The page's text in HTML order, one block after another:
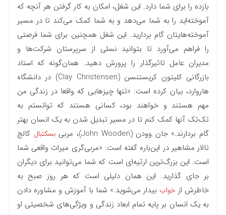
بازده را برای شما دارد. این شغل، امکان به کار گرفتن هر آنچه که
آموخته‌اید را به شما می‌دهد و به شما کمک می‌کند تا در مسیر
آموخته‌هایتان گام بردارید. این شغل همچنین برای شما فرصتی
را فراهم می‌آورد تا بتوانید نسلی از سرپرستان شرکت‌ها و
مدیران عامل تاثیرگذار را پرورش دهید. همان‌گونه که استاد
بازرگانی کلیتون کریستنسن (Clay Christensen) در دانشگاه
هاروارد، بیان کرده است: «تنها چیزهایی که واقعا در زندگی من
مهم هستند و خواهند بود، کسانی هستند که توانستم به
تک‌تک آنها کمک کنم تا در مسیر تبدیل شدن به یک انسان بهتر
گام بردارند.» جان وودن (John Wooden)، مربی
بسکتبال کالج
تالار مشاهیر در این‌باره گفته است: «مربی‌گری میراث واقعی شما
است. این بزرگ‌ترین ارثیه‌ای است که شما می‌توانید برای دیگران
بر جای گذارید. این همان دلیلی است که هر روز صبح به
خاطرش از خواب بیدار می‌شوید.» شما با آموزش و مشاوره دادن
به یک انسان بر پایه تمام ابعاد زندگی و ویژگی‌های شخصیتی او